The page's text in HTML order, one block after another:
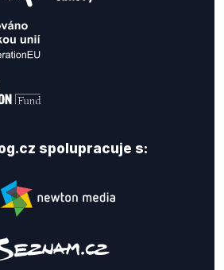
spolupracuje s: